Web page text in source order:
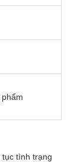
tục tình trạng